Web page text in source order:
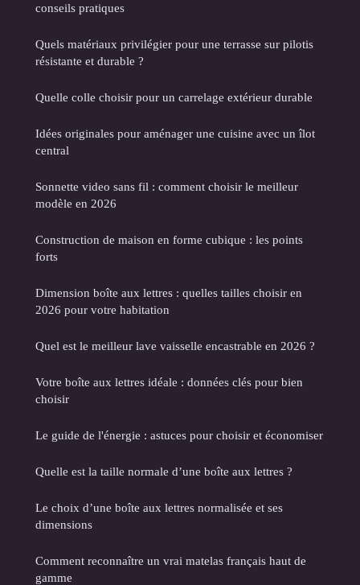
conseils pratiques
Quels matériaux privilégier pour une terrasse sur pilotis
résistante et durable ?
Quelle colle choisir pour un carrelage extérieur durable
Idées originales pour aménager une cuisine avec un îlot
central
Sonnette video sans fil : comment choisir le meilleur
modèle en 2026
Construction de maison en forme cubique : les points
forts
Dimension boîte aux lettres : quelles tailles choisir en
2026 pour votre habitation
Quel est le meilleur lave vaisselle encastrable en 2026 ?
Votre boîte aux lettres idéale : données clés pour bien
choisir
Le guide de l'énergie : astuces pour choisir et économiser
Quelle est la taille normale d’une boîte aux lettres ?
Le choix d’une boîte aux lettres normalisée et ses
dimensions
Comment reconnaître un vrai matelas français haut de
gamme